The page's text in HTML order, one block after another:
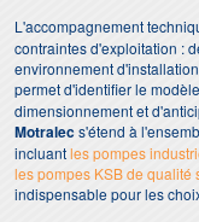
L'accompagnement
contraintes d'exploitation :
environnement
permet d'identifier le modèle
dimensionnement et
Motralecs'étend à
incluantles pompes
les pompes KSB de qualité
indispensable pour les